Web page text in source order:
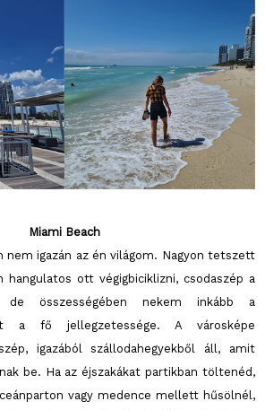
Miami Beach
nem igazán az én világom. Nagyon tetszett
hangulatos ott végigbiciklizni, csodaszép a
összességében nekem inkább a
a fő jellegzetessége. A városképe
igazából szállodahegyekből áll, amit
be. Ha az éjszakákat partikban töltenéd,
vagy medence mellett hűsölnél,